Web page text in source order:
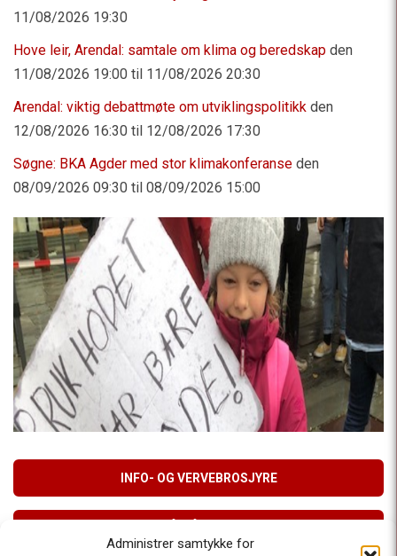
Administrer samtykke for
11/08/2026 19:30
Hove leir, Arendal: samtale om klima og beredskap den
11/08/2026 19:00 til 11/08/2026 20:30
Arendal: viktig debattmøte om utviklingspolitikk den
12/08/2026 16:30 til 12/08/2026 17:30
Søgne: BKA Agder med stor klimakonferanse den
08/09/2026 09:30 til 08/09/2026 15:00
INFO- OG VERVEBROSJYRE